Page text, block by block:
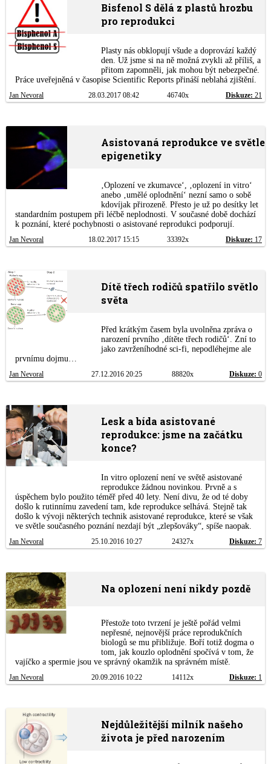
Bisfenol S dělá z plastů hrozbu
pro reprodukci
Plasty nás obklopují všude a doprovází každý
den. Už jsme si na ně možná zvykli až příliš, a
přitom zapomněli, jak mohou být nebezpečné.
Práce uveřejněná v časopise Scientific Reports přináší neblahá zjištění.
Jan Nevoral 28.03.2017 08:42 46740x Diskuze: 21
Asistovaná reprodukce ve světle
epigenetiky
‚Oplození ve zkumavce‘, ‚oplození in vitro‘
anebo ‚umělé oplodnění‘ nezní samo o sobě
kdovíjak přirozeně. Přesto je už po desítky let
standardním postupem při léčbě neplodnosti. V současné době dochází
k poznání, které pochybnosti o asistované reprodukci podporují.
Jan Nevoral 18.02.2017 15:15 33392x Diskuze: 17
Dítě třech rodičů spatřilo světlo
světa
Před krátkým časem byla uvolněna zpráva o
narození prvního ‚dítěte třech rodičů‘. Zní to
jako zavrženíhodné sci-fi, nepodléhejme ale
prvnímu dojmu…
Jan Nevoral 27.12.2016 20:25 88820x Diskuze: 0
Lesk a bída asistované
reprodukce: jsme na začátku
konce?
In vitro oplození není ve světě asistované
reprodukce žádnou novinkou. Prvně a s
úspěchem bylo použito téměř před 40 lety. Není divu, že od té doby
došlo k rutinnímu zavedení tam, kde reprodukce selhává. Stejně tak
došlo k vývoji některých technik asistované reprodukce, které se však
ve světle současného poznání nezdají být „zlepšováky“, spíše naopak.
Jan Nevoral 25.10.2016 10:27 24327x Diskuze: 7
Na oplození není nikdy pozdě
Přestože toto tvrzení je ještě pořád velmi
nepřesné, nejnovější práce reprodukčních
biologů se mu přibližuje. Boří totiž dogma o
tom, jak kouzlo oplodnění spočívá v tom, že
vajíčko a spermie jsou ve správný okamžik na správném místě.
Jan Nevoral 20.09.2016 10:22 14112x Diskuze: 1
Nejdůležitější milník našeho
života je před narozením